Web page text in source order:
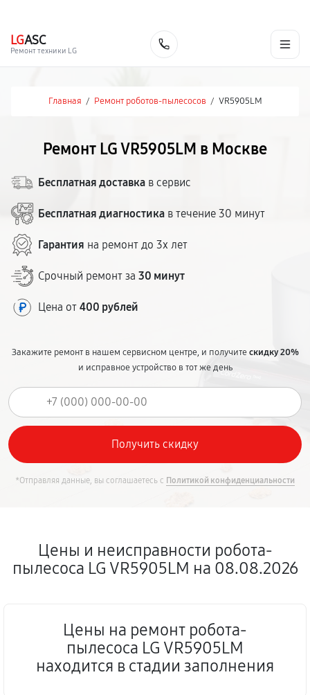
LGASC
Ремонт техники LG
Главная / Ремонт роботов-пылесосов / VR5905LM
Ремонт LG VR5905LM в Москве
Бесплатная доставка в сервис
Бесплатная диагностика в течение 30 минут
Гарантия на ремонт до 3х лет
Срочный ремонт за 30 минут
Цена от 400 рублей
Закажите ремонт в нашем сервисном центре, и получитескидку 20%
и исправное устройство в тот же день
*Отправляя данные, вы соглашаетесь с Политикой конфиденциальности
Цены и неисправности робота-
пылесоса LG VR5905LM на 08.08.2026
Цены на ремонт робота-
пылесоса LG VR5905LM
находится в стадии заполнения